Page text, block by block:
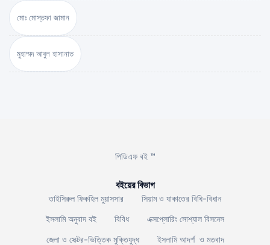
মোঃ মোস্তফা জামান
মুহাম্মদ আবুল হাসানাত
পিডিএফ বই ™
বইয়ের বিভাগ
তাইসিরুল ফিকহিল মুয়াসসার
সিয়াম ও যাকাতের বিধি-বিধান
ইসলামি অনুবাদ বই
বিবিধ
এক্সপ্লোরিং সোশ্যাল বিসনেস
জেলা ও সেক্টর-ভিত্তিক মুক্তিযুদ্ধ
ইসলামি আদর্শ ও মতবাদ